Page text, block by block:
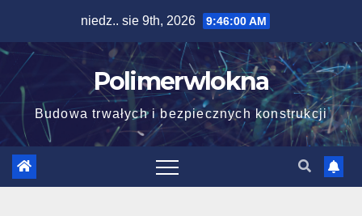
content
niedz.. sie 9th, 2026 9:46:01 AM
Polimerwlokna
Budowa trwałych i bezpiecznych konstrukcji